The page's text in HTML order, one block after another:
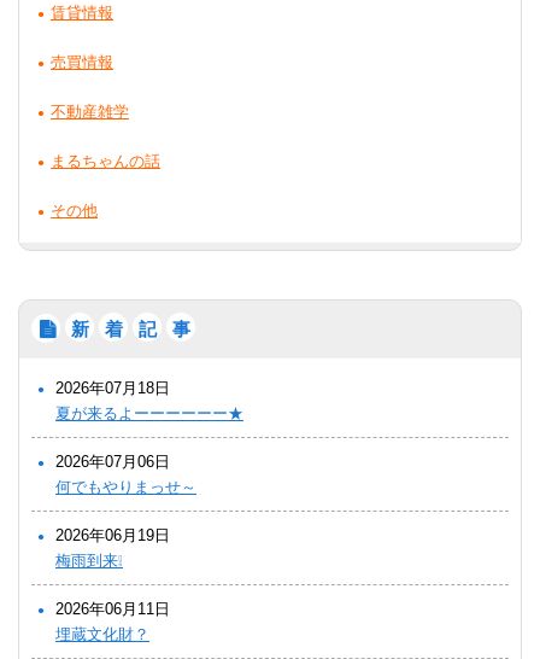
賃貸情報
売買情報
不動産雑学
まるちゃんの話
その他
新 着 記 事
2026年07月18日
夏が来るよーーーーーー★
2026年07月06日
何でもやりまっせ～
2026年06月19日
梅雨到来❕
2026年06月11日
埋蔵文化財？